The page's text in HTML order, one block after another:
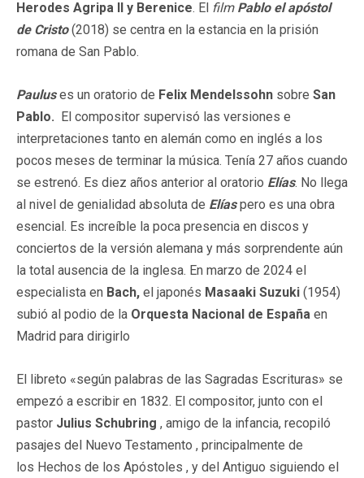
Herodes Agripa II y Berenice. El film Pablo el apóstol
de Cristo(2018) se centra en la estancia en la prisión
romana de San Pablo.
Pauluses un oratorio de Felix Mendelssohn sobre San
Pablo. El compositor supervisó las versiones e
interpretaciones tanto en alemán como en inglés a los
pocos meses de terminar la música. Tenía 27 años cuando
se estrenó. Es diez años anterior al oratorio Elías. No llega
al nivel de genialidad absoluta de Elías pero es una obra
esencial. Es increíble la poca presencia en discos y
conciertos de la versión alemana y más sorprendente aún
la total ausencia de la inglesa. En marzo de 2024 el
especialista en Bach, el japonés Masaaki Suzuki (1954)
subió al podio de la Orquesta Nacional de España en
Madrid para dirigirlo
El libreto «según palabras de las Sagradas Escrituras» se
empezó a escribir en 1832. El compositor, junto con el
pastor Julius Schubring , amigo de la infancia, recopiló
pasajes del Nuevo Testamento , principalmente de
los Hechos de los Apóstoles , y del Antiguo siguiendo el